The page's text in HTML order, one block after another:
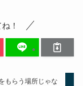
！
もらう場所じゃな